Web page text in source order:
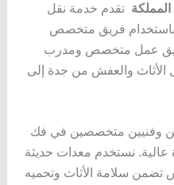
تقدم خدمة نقل
فريق متخصص
عمل متخصص ومدرب
والعفش من جدة إلى
وفنيين متخصصين في فك
عالية. نستخدم معدات حديثة
سلامة الأثاث وتحميه